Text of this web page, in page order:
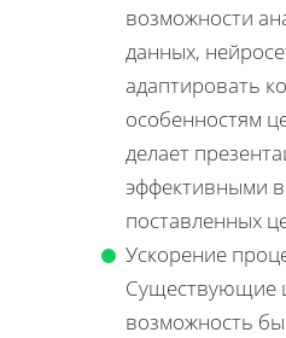
возможности
данных,
адаптировать
особенностям
делает
эффективными
поставленных
Ускорение
Существующие
возможность